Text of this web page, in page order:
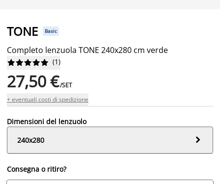
TONE Basic
Completo lenzuola TONE 240x280 cm verde





 (1)
27,50 €/SET
+ eventuali costi di spedizione
Dimensioni del lenzuolo
240x280

Consegna o ritiro?